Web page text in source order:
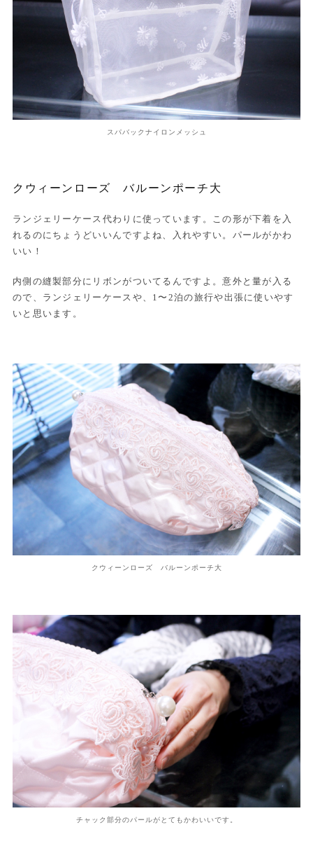
スパバックナイロンメッシュ
クウィーンローズ バルーンポーチ大
ランジェリーケース代わりに使っています。この形が下着を入
れるのにちょうどいいんですよね、入れやすい。パールがかわ
いい！
内側の縫製部分にリボンがついてるんですよ。意外と量が入る
ので、ランジェリーケースや、1〜2泊の旅行や出張に使いやす
いと思います。
クウィーンローズ バルーンポーチ大
チャック部分のパールがとてもかわいいです。